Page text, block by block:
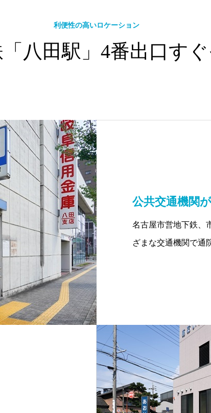
利便性の高いロケーション
八田駅」4番出口す
公共交通機関
名古屋市営地下鉄、
ざまな交通機関で通